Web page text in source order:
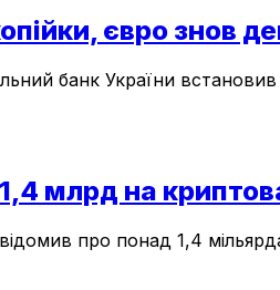
євро знов
банк України встановив
млрд на
про понад 1,4 мільярда